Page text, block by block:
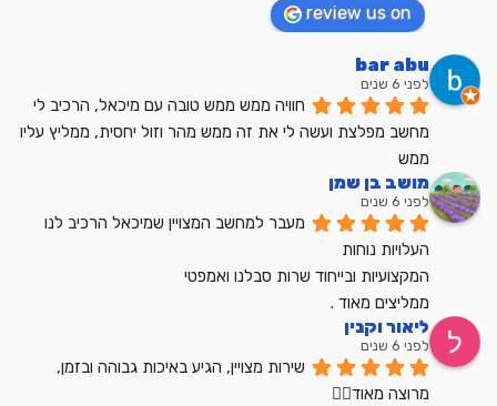
review us on
bar abu
לפני 6 שנים
ממש
מושב בן שמן
לפני 6 שנים
מעבר למחשב המצויין שמיכאל הרכיב לנו
העלויות נוחות
המקצועיות ובייחוד שרות סבלנו ואמפטי
ממליצים מאוד .
ליאור וקנין
לפני 6 שנים
מרוצה מאוד👍🏼